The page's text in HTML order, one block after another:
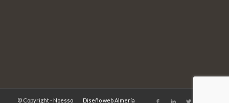
© Copyright - Noesso Diseño web Almería